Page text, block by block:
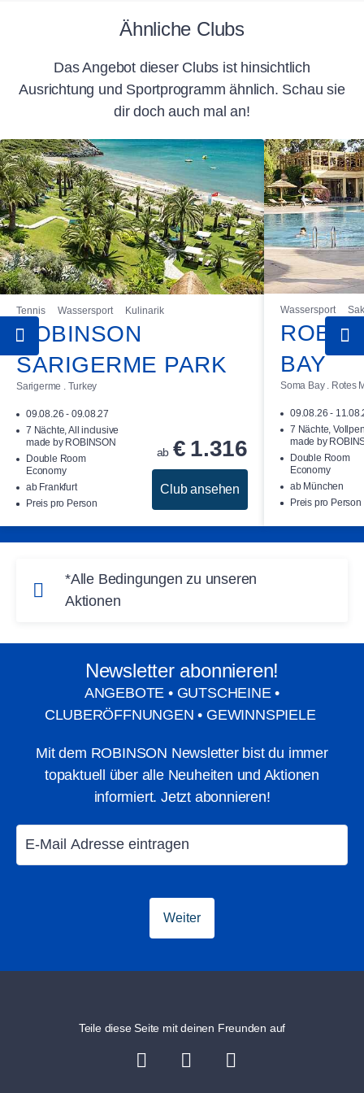
07980 Camyuva
Telefon
E-Mail
Camyuva@robinson.com
Zug zum Flug
Bahnticket 2. Klasse zum Flughafen im
Komplettpaket (inkl. Flug, ausgenommen
XTUI-Reisen) inklusive.
Ähnliche Clubs
Das Angebot dieser Clubs ist hinsichtlich
Ausrichtung und Sportprogramm ähnlich. Schau sie
dir doch auch mal an!
Tennis Wassersport Kulinarik
ROBINSON
SARIGERME PARK
Sarigerme . Turkey
09.08.26 - 09.08.27
7 Nächte, All inclusive
made by ROBINSON
Double Room
Economy
ab Frankfurt
Preis pro Person
ab € 1.316
Club ansehen
Wassersport
BAY
Soma Bay . Rotes
09.08.26 -
7 Nächte,
made by
Double Room
Economy
ab München
Preis pro Person
*Alle Bedingungen zu unseren
Aktionen
Mindestaufenthalt von 7 Nächten inkl. Flug und Transfer.
Gilt für ausgewählte Clubs, Zimmerkategorien und
Reisetermine, limitiertes Kontingent.
ROBINSON Fernreisen:Preis pro Person im
Doppelzimmer. Mindestaufenthalt von 7 Nächten an
ausgewählten Reisezeiträumen, begrenztes Kontingent.
Gutscheincodes:Sollte ein Gutscheincode verfügbar
sein und deine Reisedaten alle Kriterien erfüllen, wird der
Gutscheincode Angebote sind gültig für Pauschalreisen
Einlösebedingungen Aktionscode
Gültig nur für neugebuchte
Newsletter abonnieren!
ANGEBOTE • GUTSCHEINE •
CLUBERÖFFNUNGEN • GEWINNSPIELE
Mit dem ROBINSON Newsletter bist du immer
topaktuell über alle Neuheiten und Aktionen
informiert. Jetzt abonnieren!
Weiter
Teile diese Seite mit deinen Freunden auf